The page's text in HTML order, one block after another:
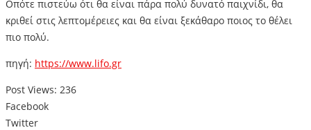
Οπότε πιστεύω ότι θα είναι πάρα πολύ δυνατό παιχνίδι, θα
κριθεί στις λεπτομέρειες και θα είναι ξεκάθαρο ποιος το θέλει
πιο πολύ.
πηγή: https://www.lifo.gr
Post Views: 236
Facebook
Twitter